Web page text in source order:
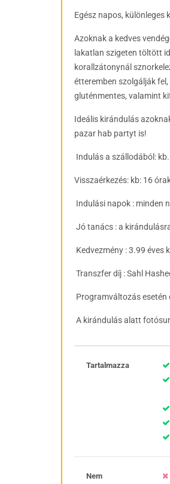
Egész napos,
Azoknak a kedves
lakatlan szigeten töltött
korallzátonynál
étteremben szolgálják
gluténmentes, valamint
Ideális kirándulás
pazar hab partyt is!
Indulás a szállodából: kb.
Visszaérkezés: kb: 16
Indulási napok : minden
Jó tanács : a
Kedvezmény : 3.99 éves
Transzfer díj : Sahl
Programváltozás esetén
A kirándulás alatt
Tartalmazza
Nem